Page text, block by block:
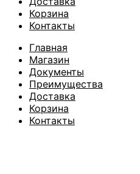
Корзина
Контакты
Главная
Магазин
Документы
Преимущества
Доставка
Корзина
Контакты